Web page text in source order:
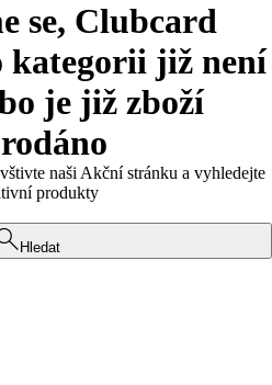
se, Clubcard
kategorii již není
je již zboží
naši Akční stránku a vyhledejte
produkty
Hledat